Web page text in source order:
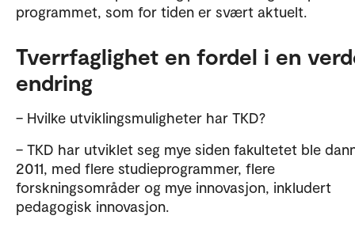
programmet, som for tiden er svært aktuelt.
Tverrfaglighet en fordel i en
endring
– Hvilke utviklingsmuligheter har TKD?
– TKD har utviklet seg mye siden fakultetet ble
2011, med flere studieprogrammer, flere
forskningsområder og mye innovasjon, inkludert
pedagogisk innovasjon.